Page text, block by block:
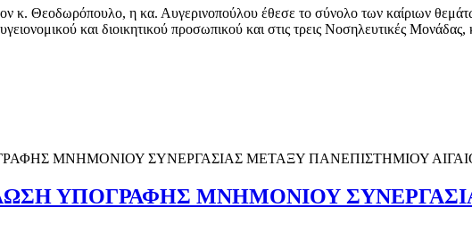
κ. Θεοδωρόπουλο, η κα. Αυγερινοπούλου έθεσε το σύνολο των καίριων
και διοικητικού προσωπικού και στις τρεις Νοσηλευτικές
ΥΠΟΓΡΑΦΗΣ ΜΝΗΜΟΝΙΟΥ